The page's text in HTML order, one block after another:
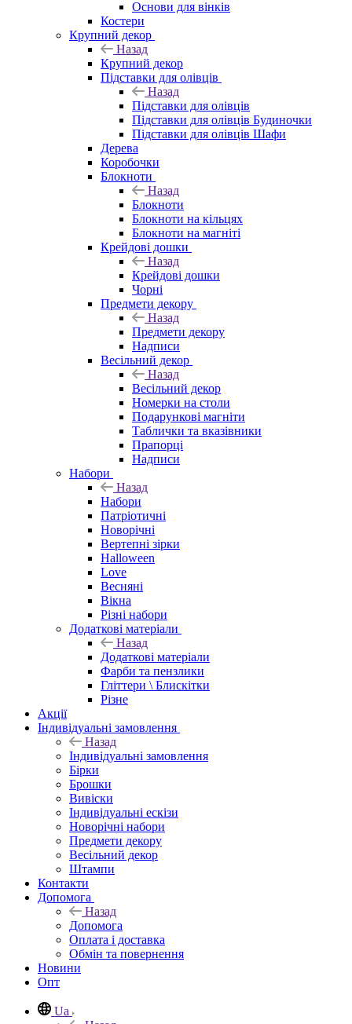
Основи для вінків
Костери
Крупний декор
Назад
Крупний декор
Підставки для олівців
Назад
Підставки для олівців
Підставки для олівців Будиночки
Підставки для олівців Шафи
Дерева
Коробочки
Блокноти
Назад
Блокноти
Блокноти на кільцях
Блокноти на магніті
Крейдові дошки
Назад
Крейдові дошки
Чорні
Предмети декору
Назад
Предмети декору
Надписи
Весільний декор
Назад
Весільний декор
Номерки на столи
Подарункові магніти
Таблички та вказівники
Прапорці
Надписи
Набори
Назад
Набори
Патріотичні
Новорічні
Вертепні зірки
Halloween
Love
Весняні
Вікна
Різні набори
Додаткові матеріали
Назад
Додаткові матеріали
Фарби та пензлики
Гліттери \ Блискітки
Різне
Акції
Індивідуальні замовлення
Назад
Індивідуальні замовлення
Бірки
Брошки
Вивіски
Індивідуальні ескізи
Новорічні набори
Предмети декору
Весільний декор
Штампи
Контакти
Допомога
Назад
Допомога
Оплата і доставка
Обмін та повернення
Новини
Опт
Ua